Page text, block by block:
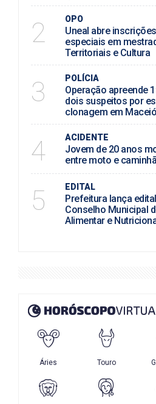
2 OPO
Uneal abre
especiais em
Territoriais e Cultura
3 POLÍCIA
Operação apreende
dois suspeitos por
clonagem em Maceió
4 ACIDENTE
Jovem de 20 anos
entre moto e
5 EDITAL
Prefeitura lança
Conselho Municipal
Alimentar e